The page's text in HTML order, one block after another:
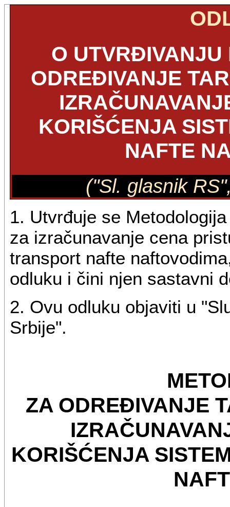
O UTVRĐIVANJU
ODREĐIVANJE
KORIŠĆENJA
NAFTE
("Sl. glasnik
1. Utvrđuje se
za izračunavanje cena
transport nafte
odluku i čini njen sastavni
2. Ovu odluku objaviti u
Srbije".
ZA ODREĐIVANJE
KORIŠĆENJA